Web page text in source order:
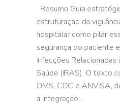
Resumo Guia
estruturação da
hospitalar como pilar
segurança do paciente
Infecções Relacionadas
Saúde (IRAS). O texto
OMS, CDC e ANVISA,
a integração